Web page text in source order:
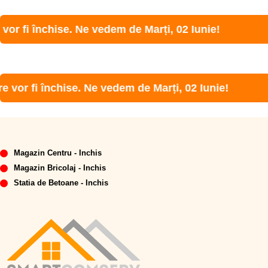
închise. Ne vedem de Marți, 02 Iunie!
fi închise. Ne vedem de Marți, 02 Iunie!
Magazin Centru - Inchis
Magazin Bricolaj - Inchis
Statia de Betoane - Inchis